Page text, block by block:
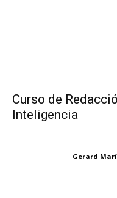
Curso de
Inteligencia
Gerard